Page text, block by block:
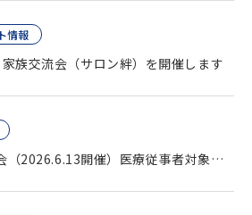
情報
族交流会（サロン絆）を開催します
開催）医療従事者対象を開催します。